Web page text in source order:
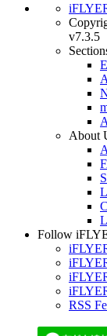
v7.3.5
About
Follow
RSS